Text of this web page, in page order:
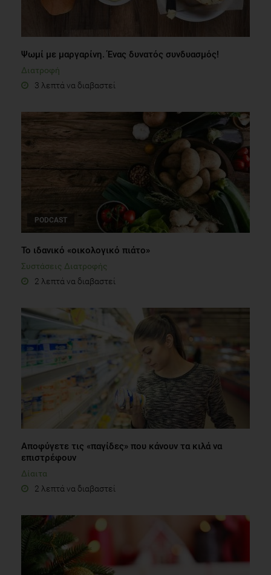
Ψωμί με μαργαρίνη. Ένας δυνατός συνδυασμός!
Διατροφή
3 λεπτά να διαβαστεί
PODCAST
Το ιδανικό «οικολογικό πιάτο»
Συστάσεις Διατροφής
2 λεπτά να διαβαστεί
Αποφύγετε τις «παγίδες» που κάνουν τα κιλά να
επιστρέφουν
Δίαιτα
2 λεπτά να διαβαστεί